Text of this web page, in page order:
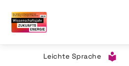
Leichte Sprache